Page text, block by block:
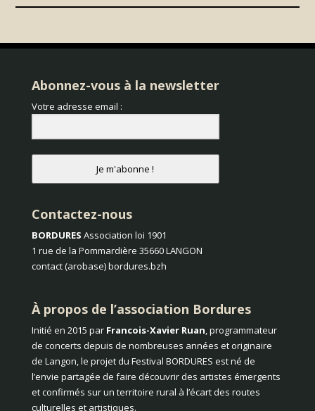
Abonnez-vous à la newsletter
Votre adresse email :
Je m'abonne !
Contactez-nous
BORDURES Association loi 1901
1 rue de la Pommardière 35660 LANGON
contact (arobase) bordures.bzh
À propos de l’association Bordures
Initié en 2015 par Francois-Xavier Ruan, programmateur
de concerts depuis de nombreuses années et originaire
de Langon, le projet du Festival BORDURES est né de
l’envie partagée de faire découvrir des artistes émergents
et confirmés sur un territoire rural à l’écart des routes
culturelles et artistiques.